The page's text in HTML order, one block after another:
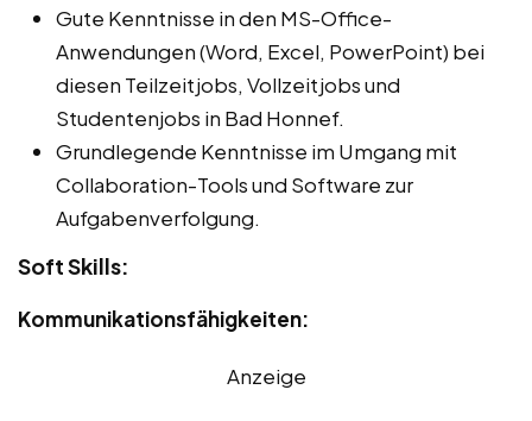
Gute Kenntnisse in den MS-Office-
Anwendungen (Word, Excel, PowerPoint) bei
diesen Teilzeitjobs, Vollzeitjobs und
Studentenjobs in Bad Honnef.
Grundlegende Kenntnisse im Umgang mit
Collaboration-Tools und Software zur
Aufgabenverfolgung.
Soft Skills:
Kommunikationsfähigkeiten:
Anzeige